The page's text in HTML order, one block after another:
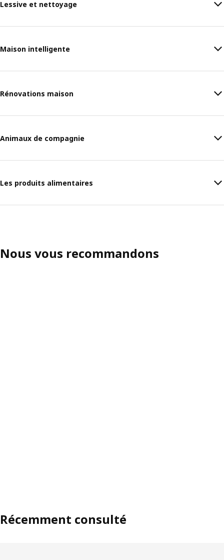
Lessive et nettoyage
Maison intelligente
Rénovations maison
Animaux de compagnie
Les produits alimentaires
Nous vous recommandons
Récemment consulté